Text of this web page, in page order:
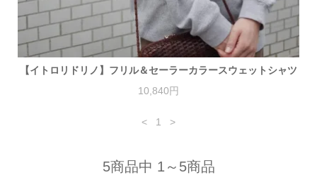
【イトロリドリノ】フリル＆セーラーカラースウェットシャツ
10,840円
< 1 >
5商品中 1～5商品